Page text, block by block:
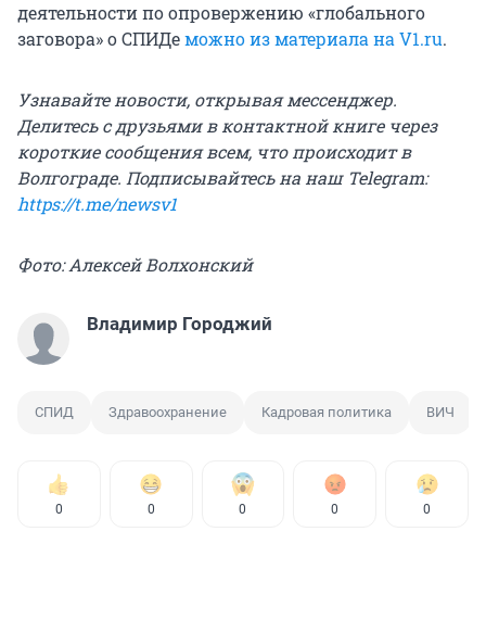
деятельности по опровержению «глобального
заговора» о СПИДеможно из материала на V1.ru.
Узнавайте новости, открывая мессенджер.
Делитесь с друзьями в контактной книге через
короткие сообщения всем, что происходит в
Волгограде. Подписывайтесь на наш Telegram:
https://t.me/newsv1
Фото: Алексей Волхонский
Владимир Городжий
СПИД Здравоохранение Кадровая политика ВИЧ
0 0 0 0 0